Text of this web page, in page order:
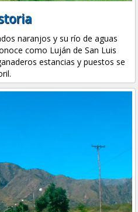
naranjos y su río de aguas
como Luján de San Luis
estancias y puestos se